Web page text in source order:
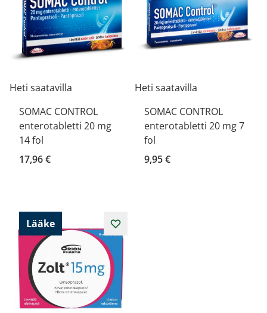
Heti saatavilla
SOMAC CONTROL
enterotabletti 20 mg
14 fol
17,96 €
Heti saatavilla
SOMAC CONTROL
enterotabletti 20 mg 7
fol
9,95 €
Lääke